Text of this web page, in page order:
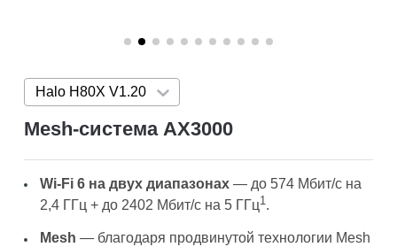
Halo H80X V1.20Press enter to open version list
Mesh‑система AX3000
Wi-Fi 6 на двух диапазонах— до 574 Мбит/с на
2,4 ГГц + до 2402 Мбит/с на 5 ГГц1.
Mesh — благодаря продвинутой технологии Mesh